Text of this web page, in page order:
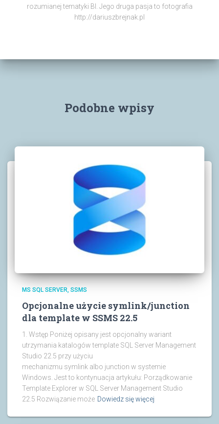
rozumianej tematyki BI. Jego druga pasja to fotografia
http://dariuszbrejnak.pl
Podobne wpisy
MS SQL SERVER SSMS
Opcjonalne użycie symlink/junction
dla template w SSMS 22.5
1. Wstęp Poniżej opisany jest opcjonalny wariant
utrzymania katalogów template SQL Server Management
Studio 22.5 przy użyciu
mechanizmu symlink albo junction w systemie
Windows. Jest to kontynuacja artykułu: Porządkowanie
Template Explorer w SQL Server Management Studio
22.5 Rozwiązanie może Dowiedz się więcej